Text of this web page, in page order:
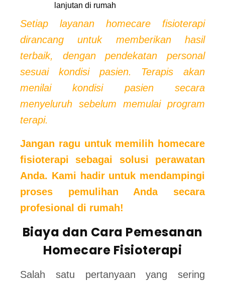
lanjutan di rumah
Setiap layanan homecare fisioterapi
dirancang untuk memberikan hasil
terbaik, dengan pendekatan personal
sesuai kondisi pasien. Terapis akan
menilai kondisi pasien secara
menyeluruh sebelum memulai program
terapi.
Jangan ragu untuk memilih homecare
fisioterapi sebagai solusi perawatan
Anda. Kami hadir untuk mendampingi
proses pemulihan Anda secara
profesional di rumah!
Biaya dan Cara Pemesanan
Homecare Fisioterapi
Salah satu pertanyaan yang sering